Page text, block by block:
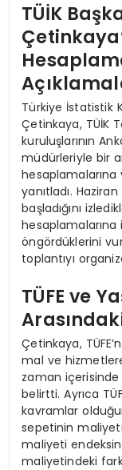
TÜİK
Türkiye İstatistik
Çetinkaya, TÜİK
kuruluşlarının
müdürleriyle bir
hesaplamalarına
yanıtladı.
başladığını
öngördüklerini
toplantıyı
TÜFE ve
Çetinkaya,
mal ve
zaman
belirtti. Ayrıca
kavramlar
sepetinin
maliyeti
maliyetindeki